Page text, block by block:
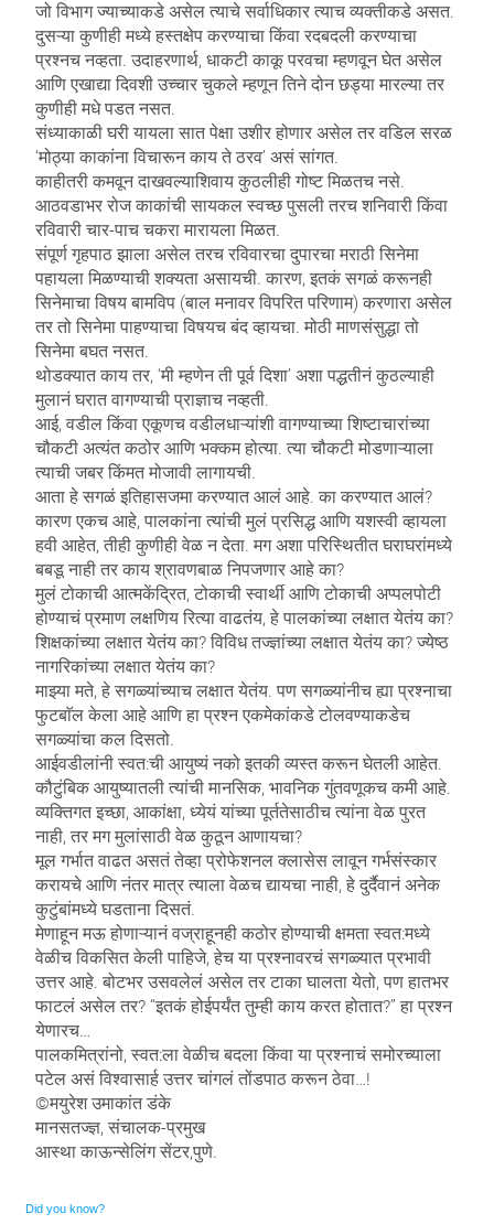
जो विभाग ज्याच्याकडे असेल त्याचे सर्वाधिकार त्याच व्यक्तीकडे असत.
दुसऱ्या कुणीही मध्ये हस्तक्षेप करण्याचा किंवा रदबदली करण्याचा
प्रश्नच नव्हता. उदाहरणार्थ, धाकटी काकू परवचा म्हणवून घेत असेल
आणि एखाद्या दिवशी उच्चार चुकले म्हणून तिने दोन छड्या मारल्या तर
कुणीही मधे पडत नसत.
संध्याकाळी घरी यायला सात पेक्षा उशीर होणार असेल तर वडिल सरळ
‘मोठ्या काकांना विचारून काय ते ठरव’ असं सांगत.
काहीतरी कमवून दाखवल्याशिवाय कुठलीही गोष्ट मिळतच नसे.
आठवडाभर रोज काकांची सायकल स्वच्छ पुसली तरच शनिवारी किंवा
रविवारी चार-पाच चकरा मारायला मिळत.
संपूर्ण गृहपाठ झाला असेल तरच रविवारचा दुपारचा मराठी सिनेमा
पहायला मिळण्याची शक्यता असायची. कारण, इतकं सगळं करूनही
सिनेमाचा विषय बामविप (बाल मनावर विपरित परिणाम) करणारा असेल
तर तो सिनेमा पाहण्याचा विषयच बंद व्हायचा. मोठी माणसंसुद्धा तो
सिनेमा बघत नसत.
थोडक्यात काय तर, ‘मी म्हणेन ती पूर्व दिशा’ अशा पद्धतीनं कुठल्याही
मुलानं घरात वागण्याची प्राज्ञाच नव्हती.
आई, वडील किंवा एकूणच वडीलधाऱ्यांशी वागण्याच्या शिष्टाचारांच्या
चौकटी अत्यंत कठोर आणि भक्कम होत्या. त्या चौकटी मोडणाऱ्याला
त्याची जबर किंमत मोजावी लागायची.
आता हे सगळं इतिहासजमा करण्यात आलं आहे. का करण्यात आलं?
कारण एकच आहे, पालकांना त्यांची मुलं प्रसिद्ध आणि यशस्वी व्हायला
हवी आहेत, तीही कुणीही वेळ न देता. मग अशा परिस्थितीत घराघरांमध्ये
बबडू नाही तर काय श्रावणबाळ निपजणार आहे का?
मुलं टोकाची आत्मकेंद्रित, टोकाची स्वार्थी आणि टोकाची अप्पलपोटी
होण्याचं प्रमाण लक्षणिय रित्या वाढतंय, हे पालकांच्या लक्षात येतंय का?
शिक्षकांच्या लक्षात येतंय का? विविध तज्ज्ञांच्या लक्षात येतंय का? ज्येष्ठ
नागरिकांच्या लक्षात येतंय का?
माझ्या मते, हे सगळ्यांच्याच लक्षात येतंय. पण सगळ्यांनीच ह्या प्रश्नाचा
फुटबाॅल केला आहे आणि हा प्रश्न एकमेकांकडे टोलवण्याकडेच
सगळ्यांचा कल दिसतो.
आईवडीलांनी स्वत:ची आयुष्यं नको इतकी व्यस्त करून घेतली आहेत.
कौटुंबिक आयुष्यातली त्यांची मानसिक, भावनिक गुंतवणूकच कमी आहे.
व्यक्तिगत इच्छा, आकांक्षा, ध्येयं यांच्या पूर्ततेसाठीच त्यांना वेळ पुरत
नाही, तर मग मुलांसाठी वेळ कुठून आणायचा?
मूल गर्भात वाढत असतं तेव्हा प्रोफेशनल क्लासेस लावून गर्भसंस्कार
करायचे आणि नंतर मात्र त्याला वेळच द्यायचा नाही, हे दुर्दैवानं अनेक
कुटुंबांमध्ये घडताना दिसतं.
मेणाहून मऊ होणाऱ्यानं वज्राहूनही कठोर होण्याची क्षमता स्वत:मध्ये
वेळीच विकसित केली पाहिजे, हेच या प्रश्नावरचं सगळ्यात प्रभावी
उत्तर आहे. बोटभर उसवलेलं असेल तर टाका घालता येतो, पण हातभर
फाटलं असेल तर? “इतकं होईपर्यंत तुम्ही काय करत होतात?” हा प्रश्न
येणारच…
पालकमित्रांनो, स्वत:ला वेळीच बदला किंवा या प्रश्नाचं समोरच्याला
पटेल असं विश्वासार्ह उत्तर चांगलं तोंडपाठ करून ठेवा…!
©️मयुरेश उमाकांत डंके
मानसतज्ज्ञ, संचालक-प्रमुख
आस्था काऊन्सेलिंग सेंटर,पुणे.
Did you know?